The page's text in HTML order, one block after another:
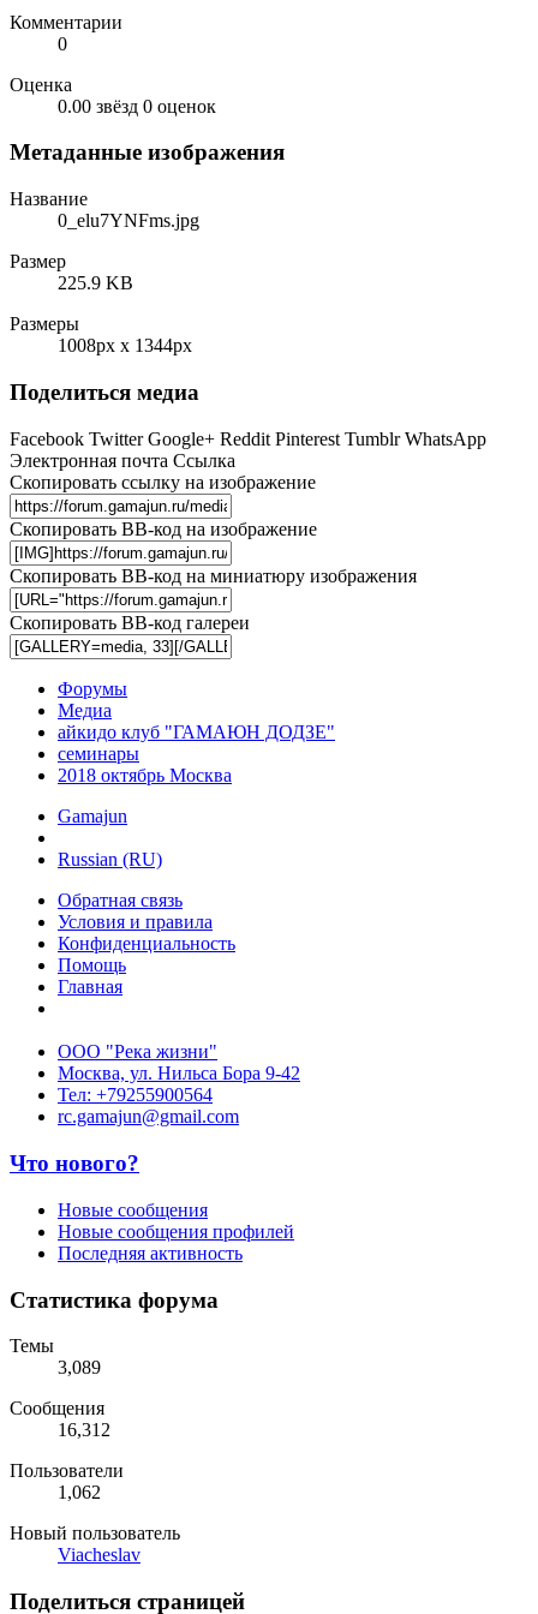
Комментарии
0
Оценка
0.00 звёзд 0 оценок
Метаданные изображения
Название
0_elu7YNFms.jpg
Размер
225.9 KB
Размеры
1008px x 1344px
Поделиться медиа
Facebook Twitter Google+ Reddit Pinterest Tumblr WhatsApp
Электронная почта Ссылка
Скопировать ссылку на изображение
Скопировать BB-код на изображение
Скопировать BB-код на миниатюру изображения
Скопировать BB-код галереи
Форумы
Медиа
айкидо клуб "ГАМАЮН ДОДЗЕ"
семинары
2018 октябрь Москва
Gamajun
Russian (RU)
Обратная связь
Условия и правила
Конфиденциальность
Помощь
Главная
ООО "Река жизни"
Москва, ул. Нильса Бора 9-42
Тел: +79255900564
rc.gamajun@gmail.com
Что нового?
Новые сообщения
Новые сообщения профилей
Последняя активность
Статистика форума
Темы
3,089
Сообщения
16,312
Пользователи
1,062
Новый пользователь
Viacheslav
Поделиться страницей